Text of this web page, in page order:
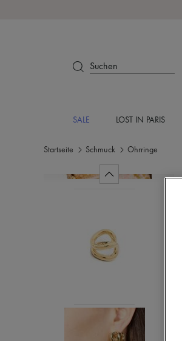
Suchen
SALE LOST IN PARIS
Startseite Schmuck Ohrringe